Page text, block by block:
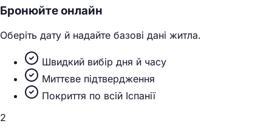
Бронюйте онлайн
Оберіть дату й надайте базові дані житла.
Швидкий вибір дня й часу
Миттєве підтвердження
Покриття по всій Іспанії
2